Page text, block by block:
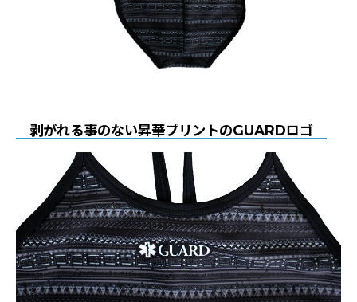
剥がれる事のない昇華プリントのGUARDロゴ